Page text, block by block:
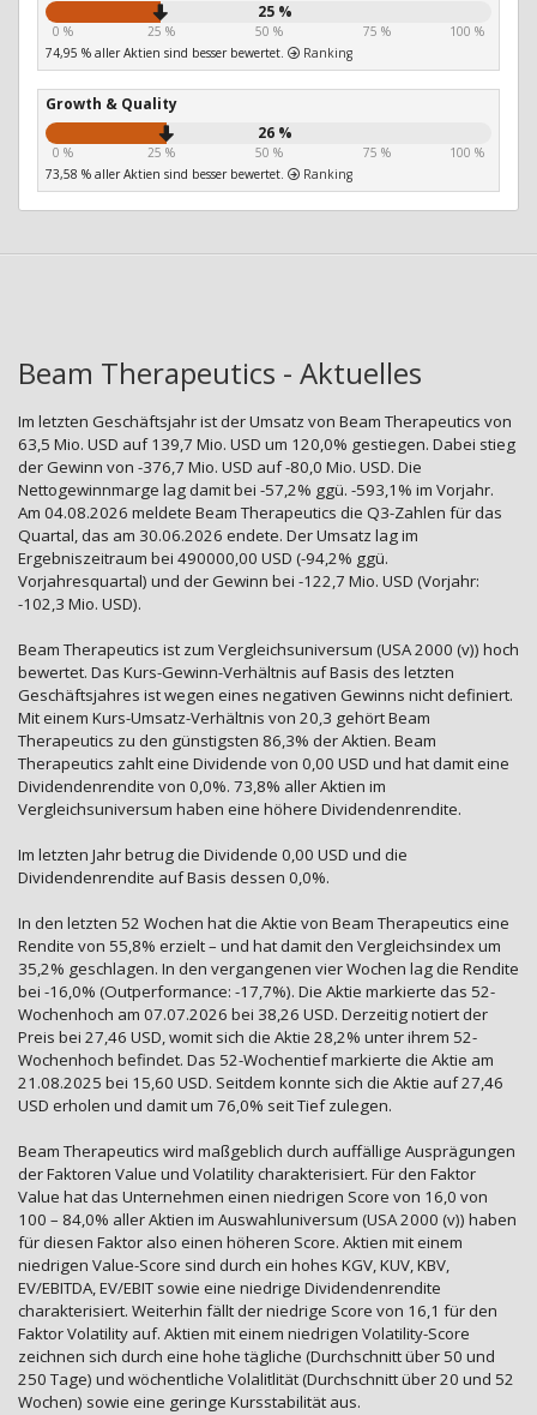
25 %
0 % 25 % 50 % 75 %
100 %
74,95 % aller Aktien sind besser bewertet.
Ranking
Growth & Quality
26 %
0 % 25 % 50 % 75 %
100 %
73,58 % aller Aktien sind besser bewertet.
Ranking
Beam Therapeutics - Aktuelles
Im letzten Geschäftsjahr ist der Umsatz von Beam Therapeutics von
63,5 Mio. USD auf 139,7 Mio. USD um 120,0% gestiegen. Dabei stieg
der Gewinn von -376,7 Mio. USD auf -80,0 Mio. USD. Die
Nettogewinnmarge lag damit bei -57,2% ggü. -593,1% im Vorjahr.
Am 04.08.2026 meldete Beam Therapeutics die Q3-Zahlen für das
Quartal, das am 30.06.2026 endete. Der Umsatz lag im
Ergebniszeitraum bei 490000,00 USD (-94,2% ggü.
Vorjahresquartal) und der Gewinn bei -122,7 Mio. USD (Vorjahr:
-102,3 Mio. USD).
Beam Therapeutics ist zum Vergleichsuniversum (USA 2000 (v)) hoch
bewertet. Das Kurs-Gewinn-Verhältnis auf Basis des letzten
Geschäftsjahres ist wegen eines negativen Gewinns nicht definiert.
Mit einem Kurs-Umsatz-Verhältnis von 20,3 gehört Beam
Therapeutics zu den günstigsten 86,3% der Aktien. Beam
Therapeutics zahlt eine Dividende von 0,00 USD und hat damit eine
Dividendenrendite von 0,0%. 73,8% aller Aktien im
Vergleichsuniversum haben eine höhere Dividendenrendite.
Im letzten Jahr betrug die Dividende 0,00 USD und die
Dividendenrendite auf Basis dessen 0,0%.
In den letzten 52 Wochen hat die Aktie von Beam Therapeutics eine
Rendite von 55,8% erzielt – und hat damit den Vergleichsindex um
35,2% geschlagen. In den vergangenen vier Wochen lag die Rendite
bei -16,0% (Outperformance: -17,7%). Die Aktie markierte das 52-
Wochenhoch am 07.07.2026 bei 38,26 USD. Derzeitig notiert der
Preis bei 27,46 USD, womit sich die Aktie 28,2% unter ihrem 52-
Wochenhoch befindet. Das 52-Wochentief markierte die Aktie am
21.08.2025 bei 15,60 USD. Seitdem konnte sich die Aktie auf 27,46
USD erholen und damit um 76,0% seit Tief zulegen.
Beam Therapeutics wird maßgeblich durch auffällige Ausprägungen
der Faktoren Value und Volatility charakterisiert. Für den Faktor
Value hat das Unternehmen einen niedrigen Score von 16,0 von
100 – 84,0% aller Aktien im Auswahluniversum (USA 2000 (v)) haben
für diesen Faktor also einen höheren Score. Aktien mit einem
niedrigen Value-Score sind durch ein hohes KGV, KUV, KBV,
EV/EBITDA, EV/EBIT sowie eine niedrige Dividendenrendite
charakterisiert. Weiterhin fällt der niedrige Score von 16,1 für den
Faktor Volatility auf. Aktien mit einem niedrigen Volatility-Score
zeichnen sich durch eine hohe tägliche (Durchschnitt über 50 und
250 Tage) und wöchentliche Volalitlität (Durchschnitt über 20 und 52
Wochen) sowie eine geringe Kursstabilität aus.